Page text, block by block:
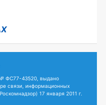
ФС77-43520, выдано
связи, информационных
17 января 2011 г.